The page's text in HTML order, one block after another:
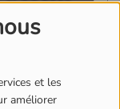
et les
améliorer